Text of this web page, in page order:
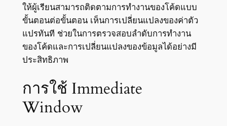
ให้ผู้เรียนสามารถติดตามการทำงานของโค้ดแบบ
ขั้นตอนต่อขั้นตอน เห็นการเปลี่ยนแปลงของค่าตัว
แปรทันที ช่วยในการตรวจสอบลำดับการทำงาน
ของโค้ดและการเปลี่ยนแปลงของข้อมูลได้อย่างมี
ประสิทธิภาพ
การใช้ Immediate
Window